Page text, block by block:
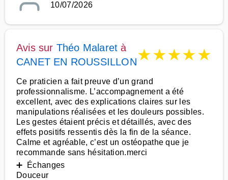
10/07/2026
Avis sur Théo Malaret à
CANET EN ROUSSILLON★★★★★
Ce praticien a fait preuve d’un grand
professionnalisme. L’accompagnement a été
excellent, avec des explications claires sur les
manipulations réalisées et les douleurs possibles.
Les gestes étaient précis et détaillés, avec des
effets positifs ressentis dès la fin de la séance.
Calme et agréable, c’est un ostéopathe que je
recommande sans hésitation.merci
➕ Échanges
Douceur